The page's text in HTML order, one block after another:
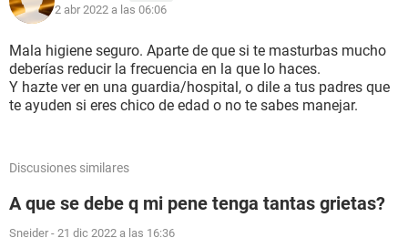
2 abr 2022 a las 06:06
Mala higiene seguro. Aparte de que si te masturbas mucho
deberías reducir la frecuencia en la que lo haces.
Y hazte ver en una guardia/hospital, o dile a tus padres que
te ayuden si eres chico de edad o no te sabes manejar.
Discusiones similares
A que se debe q mi pene tenga tantas grietas?
Sneider - 21 dic 2022 a las 16:36